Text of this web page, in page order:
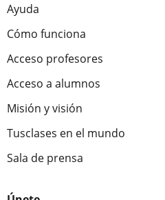
Ayuda
Cómo funciona
Acceso profesores
Acceso a alumnos
Misión y visión
Tusclases en el mundo
Sala de prensa